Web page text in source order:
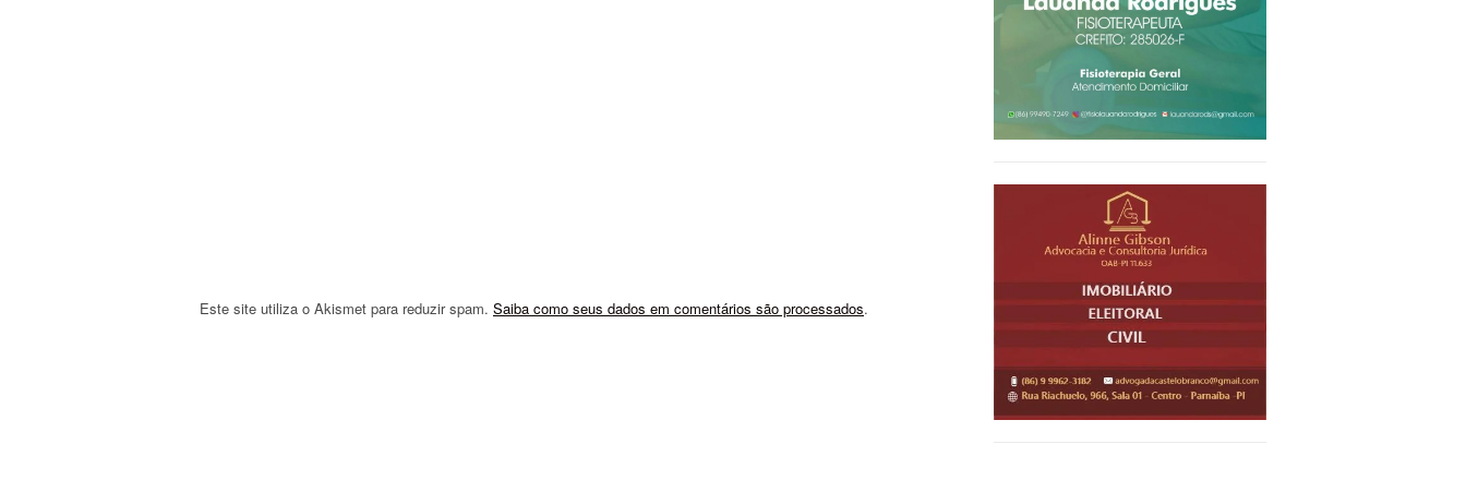
Este site utiliza o Akismet para reduzir spam. Saiba como seus dados em comentários são processados.